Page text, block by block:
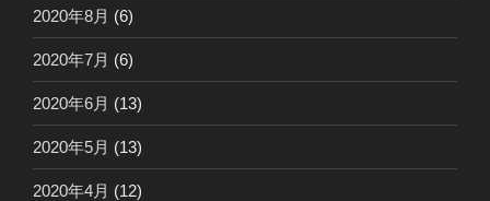
2020年8月 (6)
2020年7月 (6)
2020年6月 (13)
2020年5月 (13)
2020年4月 (12)